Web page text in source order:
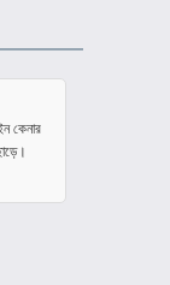
কেনার